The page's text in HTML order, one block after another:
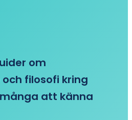
om
filosofi kring
att känna